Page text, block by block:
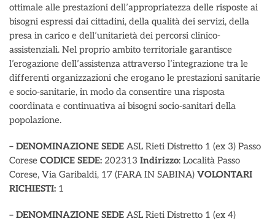
ottimale alle prestazioni dell’appropriatezza delle risposte ai
bisogni espressi dai cittadini, della qualità dei servizi, della
presa in carico e dell’unitarietà dei percorsi clinico-
assistenziali. Nel proprio ambito territoriale garantisce
l’erogazione dell’assistenza attraverso l’integrazione tra le
differenti organizzazioni che erogano le prestazioni sanitarie
e socio-sanitarie, in modo da consentire una risposta
coordinata e continuativa ai bisogni socio-sanitari della
popolazione.
– DENOMINAZIONE SEDE ASL Rieti Distretto 1 (ex 3) Passo
Corese CODICE SEDE: 202313 Indirizzo: Località Passo
Corese, Via Garibaldi, 17 (FARA IN SABINA) VOLONTARI
RICHIESTI: 1
– DENOMINAZIONE SEDE ASL Rieti Distretto 1 (ex 4)